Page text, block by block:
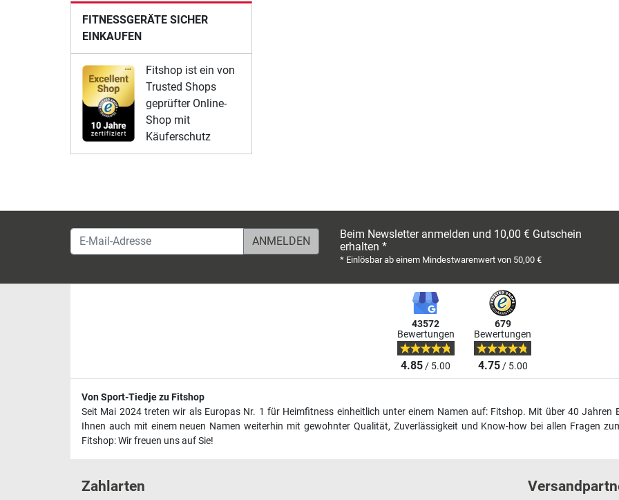
FITNESSGERÄTE SICHER
EINKAUFEN
Fitshop ist ein von
Trusted Shops
geprüfter Online-
Shop mit
Käuferschutz
E-Mail-Adresse
Beim Newsletter anmelden und 10,00 € Gutschein
erhalten *
* Einlösbar ab einem Mindestwarenwert von 50,00 €
43572
Bewertungen
4.85/ 5.00
679
Bewertungen
4.75/ 5.00
Von Sport-Tiedje zu Fitshop
Seit Mai 2024 treten wir als Europas Nr. 1 für Heimfitness einheitlich unter einem Namen auf: Fitshop. Mit über 40
Ihnen auch mit einem neuen Namen weiterhin mit gewohnter Qualität, Zuverlässigkeit und Know-how bei allen Fragen
Fitshop: Wir freuen uns auf Sie!
Zahlarten